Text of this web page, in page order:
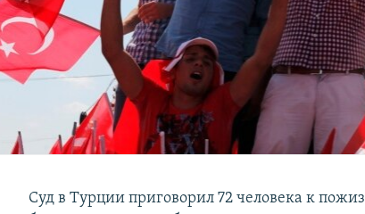
Суд в Турции приговорил 72 человека к